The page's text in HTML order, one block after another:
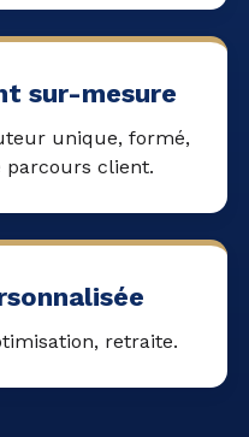
sur-mesure
unique, formé,
parcours client.
retraite.